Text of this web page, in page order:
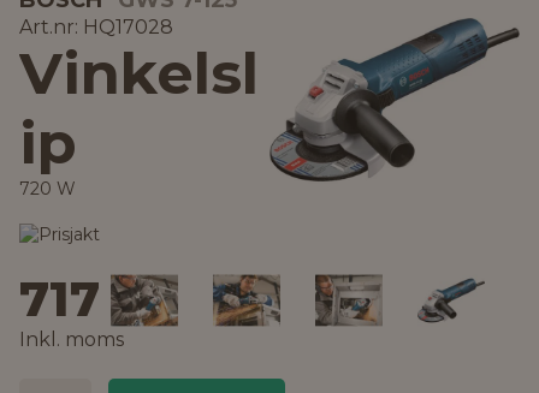
Art.nr: HQ17028
Vinkelsl
ip
720 W
717 kr
Inkl. moms